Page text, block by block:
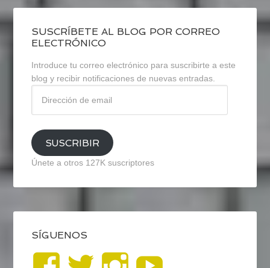
SUSCRÍBETE AL BLOG POR CORREO
ELECTRÓNICO
Introduce tu correo electrónico para suscribirte a este
blog y recibir notificaciones de nuevas entradas.
email
SUSCRIBIR
Únete a otros 127K suscriptores
SÍGUENOS